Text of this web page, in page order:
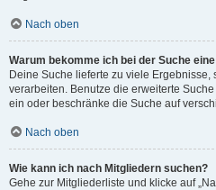
Nach oben
Warum bekomme ich bei der Suche
Deine Suche lieferte zu viele
verarbeiten. Benutze die erweiterte
ein oder beschränke die Suche auf
Nach oben
Wie kann ich nach Mitgliedern suchen?
Gehe zur Mitgliederliste und klicke auf